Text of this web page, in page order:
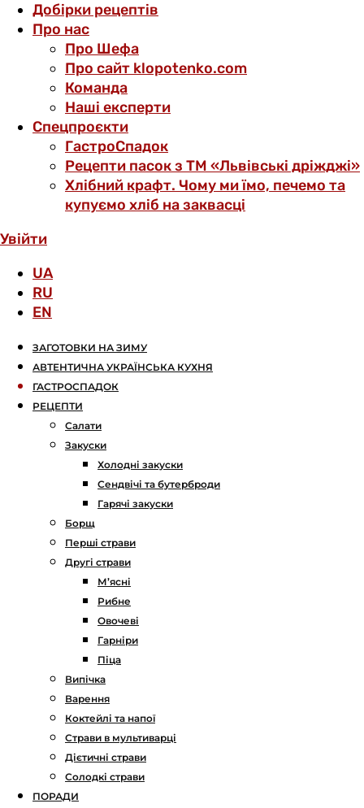
Добірки рецептів
Про нас
Про Шефа
Про сайт klopotenko.com
Команда
Наші експерти
Спецпроєкти
ГастроСпадок
Рецепти пасок з ТМ «Львівські дріжджі»
Хлібний крафт. Чому ми їмо, печемо та
купуємо хліб на заквасці
Увійти
UA
RU
EN
ЗАГОТОВКИ НА ЗИМУ
АВТЕНТИЧНА УКРАЇНСЬКА КУХНЯ
ГАСТРОСПАДОК
РЕЦЕПТИ
Салати
Закуски
Холодні закуски
Сендвічі та бутерброди
Гарячі закуски
Борщ
Перші страви
Другі страви
М’ясні
Рибне
Овочеві
Гарніри
Піца
Випічка
Варення
Коктейлі та напої
Страви в мультиварці
Дієтичні страви
Солодкі страви
ПОРАДИ